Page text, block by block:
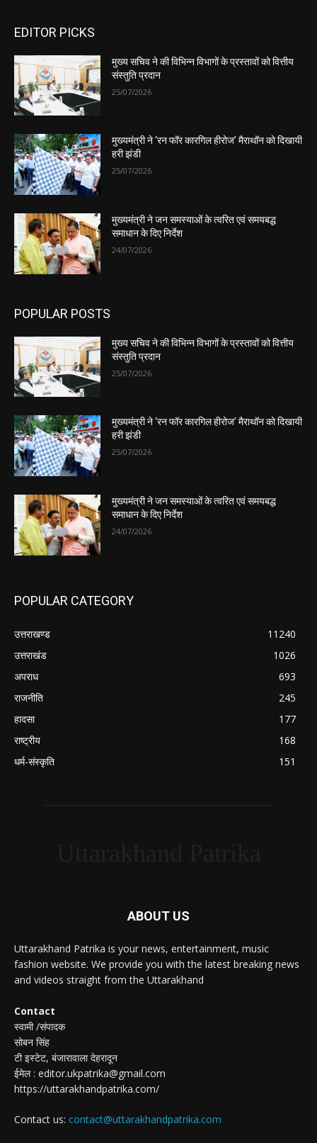
EDITOR PICKS
मुख्य सचिव ने की विभिन्न विभागों के प्रस्तावों को वित्तीय
संस्तुति प्रदान
25/07/2026
मुख्यमंत्री ने ‘रन फॉर कारगिल हीरोज’ मैराथॉन को दिखायी
हरी झंडी
25/07/2026
मुख्यमंत्री ने जन समस्याओं के त्वरित एवं समयबद्ध
समाधान के दिए निर्देश
24/07/2026
POPULAR POSTS
मुख्य सचिव ने की विभिन्न विभागों के प्रस्तावों को वित्तीय
संस्तुति प्रदान
25/07/2026
मुख्यमंत्री ने ‘रन फॉर कारगिल हीरोज’ मैराथॉन को दिखायी
हरी झंडी
25/07/2026
मुख्यमंत्री ने जन समस्याओं के त्वरित एवं समयबद्ध
समाधान के दिए निर्देश
24/07/2026
POPULAR CATEGORY
उत्तराखण्ड
11240
उत्तराखंड
1026
अपराध
693
राजनीति
245
हादसा
177
राष्ट्रीय
168
धर्म-संस्कृति
151
ABOUT US
Uttarakhand Patrika is your news, entertainment, music
fashion website. We provide you with the latest breaking news
and videos straight from the Uttarakhand
Contact
स्वामी /संपादक
सोबन सिंह
टी इस्टेट, बंजारावाला देहरादून
ईमेल : editor.ukpatrika@gmail.com
https://uttarakhandpatrika.com/
Contact us: contact@uttarakhandpatrika.com